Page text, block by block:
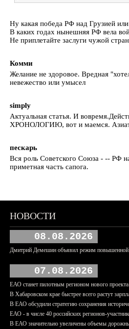
Ну какая победа РФ над Грузией
В каких годах нынешняя РФ вела
Не приплетайте заслуги чужой
Комми
Желание не здоровое. Вредная
невежество или умысел
simply
Актуальная статья. И
ХРОНОЛОГИЮ, вот и маемся.
пескарь
Вся роль Советского Союза - -- РФ
приметная часть сапога.
НОВОСТИ
08.08.2026
Дмитрий Демешин объявил режим повышенной
07.08.2026
ЕАО станет пилотным регионом нового
В Хабаровском крае быстрее всего растут
В ЕАО обсудили стратегию сохранения
ЕАО - в числе 40 российских регионов-
В ЕАО значительно увеличены объемы